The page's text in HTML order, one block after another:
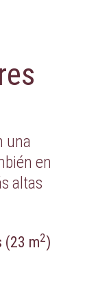
una
en
altas
(23 m2)